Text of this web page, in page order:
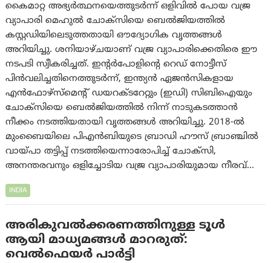
കൈമാറ്റ അഭ്യർത്ഥനയെത്തുടർന്ന് ഒളിവിൽ പോയ വജ്ര
വ്യാപാരി മെഹുൽ ചോക്സിയെ ബെൽജിയത്തിൽ
കസ്റ്റഡിയിലെടുത്തതായി ഔദ്യോഗിക വൃത്തങ്ങൾ
അറിയിച്ചു. ശനിയാഴ്ചയാണ് വജ്ര വ്യാപാരിക്കെതിരെ ഈ
നടപടി സ്വീകരിച്ചത്. ഇന്റർപോളിന്റെ റെഡ് നോട്ടീസ്
പിൻവലിച്ചതിനെത്തുടർന്ന്, ഇന്ത്യൻ ഏജൻസികളായ
എൻഫോഴ്‌സ്‌മെന്റ് ഡയറക്ടറേറ്റും (ഇഡി) സിബിഐയും
ചോക്സിയെ ബെൽജിയത്തിൽ നിന്ന് നാടുകടത്താൻ
നീക്കം നടത്തിയതായി വൃത്തങ്ങൾ അറിയിച്ചു. 2018-ൽ
മുംബൈയിലെ പിഎൻബിയുടെ ബ്രാഡി ഹൗസ് ബ്രാഞ്ചിൽ
വായ്പാ തട്ടിപ്പ് നടത്തിയെന്നാരോപിച്ച് ചോക്‌സി,
അനന്തരവനും ഒളിച്ചോടിയ വജ്ര വ്യാപാരിയുമായ നീരവ്…
INDIA
അരികുവൽക്കരണത്തിനുള്ള ടൂൾ
ആയി മാധ്യമങ്ങൾ മാറരുത്:
വെൽഫെയർ പാർട്ടി